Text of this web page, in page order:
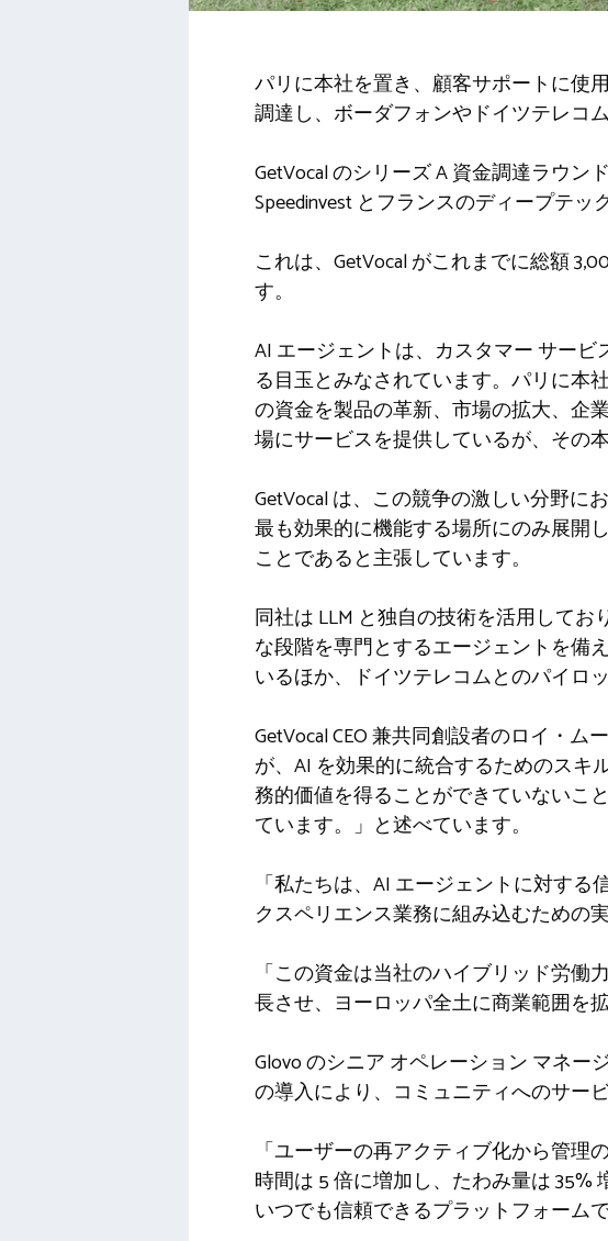
パリに本社を置き、顧客サポートに使
調達し、ボーダフォンやドイツテレコ
GetVocal のシリーズ A 資金調達ラウン
Speedinvest とフランスのディープテッ
これは、GetVocal がこれまでに総額
す。
AI エージェントは、カスタマー サー
る目玉とみなされています。パリに本
の資金を製品の革新、市場の拡大、企
場にサービスを提供しているが、その
GetVocal は、この競争の激しい分野に
最も効果的に機能する場所にのみ展開
ことであると主張しています。
同社は LLM と独自の技術を活用して
な段階を専門とするエージェントを備
いるほか、ドイツテレコムとのパイロ
GetVocal CEO 兼共同創設者のロイ・
が、AI を効果的に統合するためのスキ
務的価値を得ることができていないこ
ています。」と述べています。
「私たちは、AI エージェントに対す
クスペリエンス業務に組み込むための
「この資金は当社のハイブリッド労
長させ、ヨーロッパ全土に商業範囲を
Glovo のシニア オペレーション マネー
の導入により、コミュニティへのサー
「ユーザーの再アクティブ化から管
時間は 5 倍に増加し、たわみ量は 35%
いつでも信頼できるプラットフォーム